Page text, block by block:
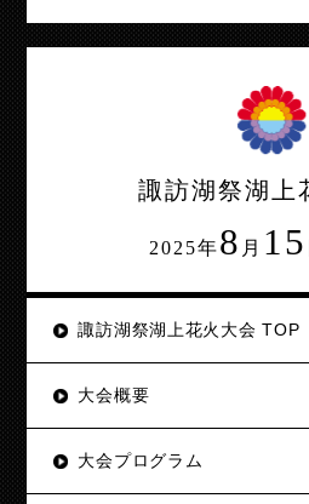
諏訪湖祭湖上
2025年8 月 15
諏訪湖祭湖上花火大会 TOP
大会概要
大会プログラム